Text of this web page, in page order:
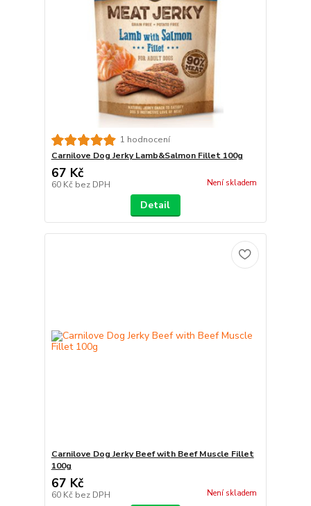
1 hodnocení
Carnilove Dog Jerky Lamb&Salmon Fillet 100g
67 Kč
60 Kč bez DPH Není skladem
Detail
Carnilove Dog Jerky Beef with Beef Muscle Fillet
100g
67 Kč
60 Kč bez DPH Není skladem